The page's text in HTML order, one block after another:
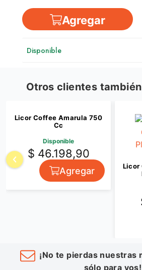
Agregar
Disponible
Otros clientes
Licor Coffee Amarula 750
Cc
Disponible
$ 46.198,90
Agregar
Licor
¡No te pierdas nuestras
sólo para vos!